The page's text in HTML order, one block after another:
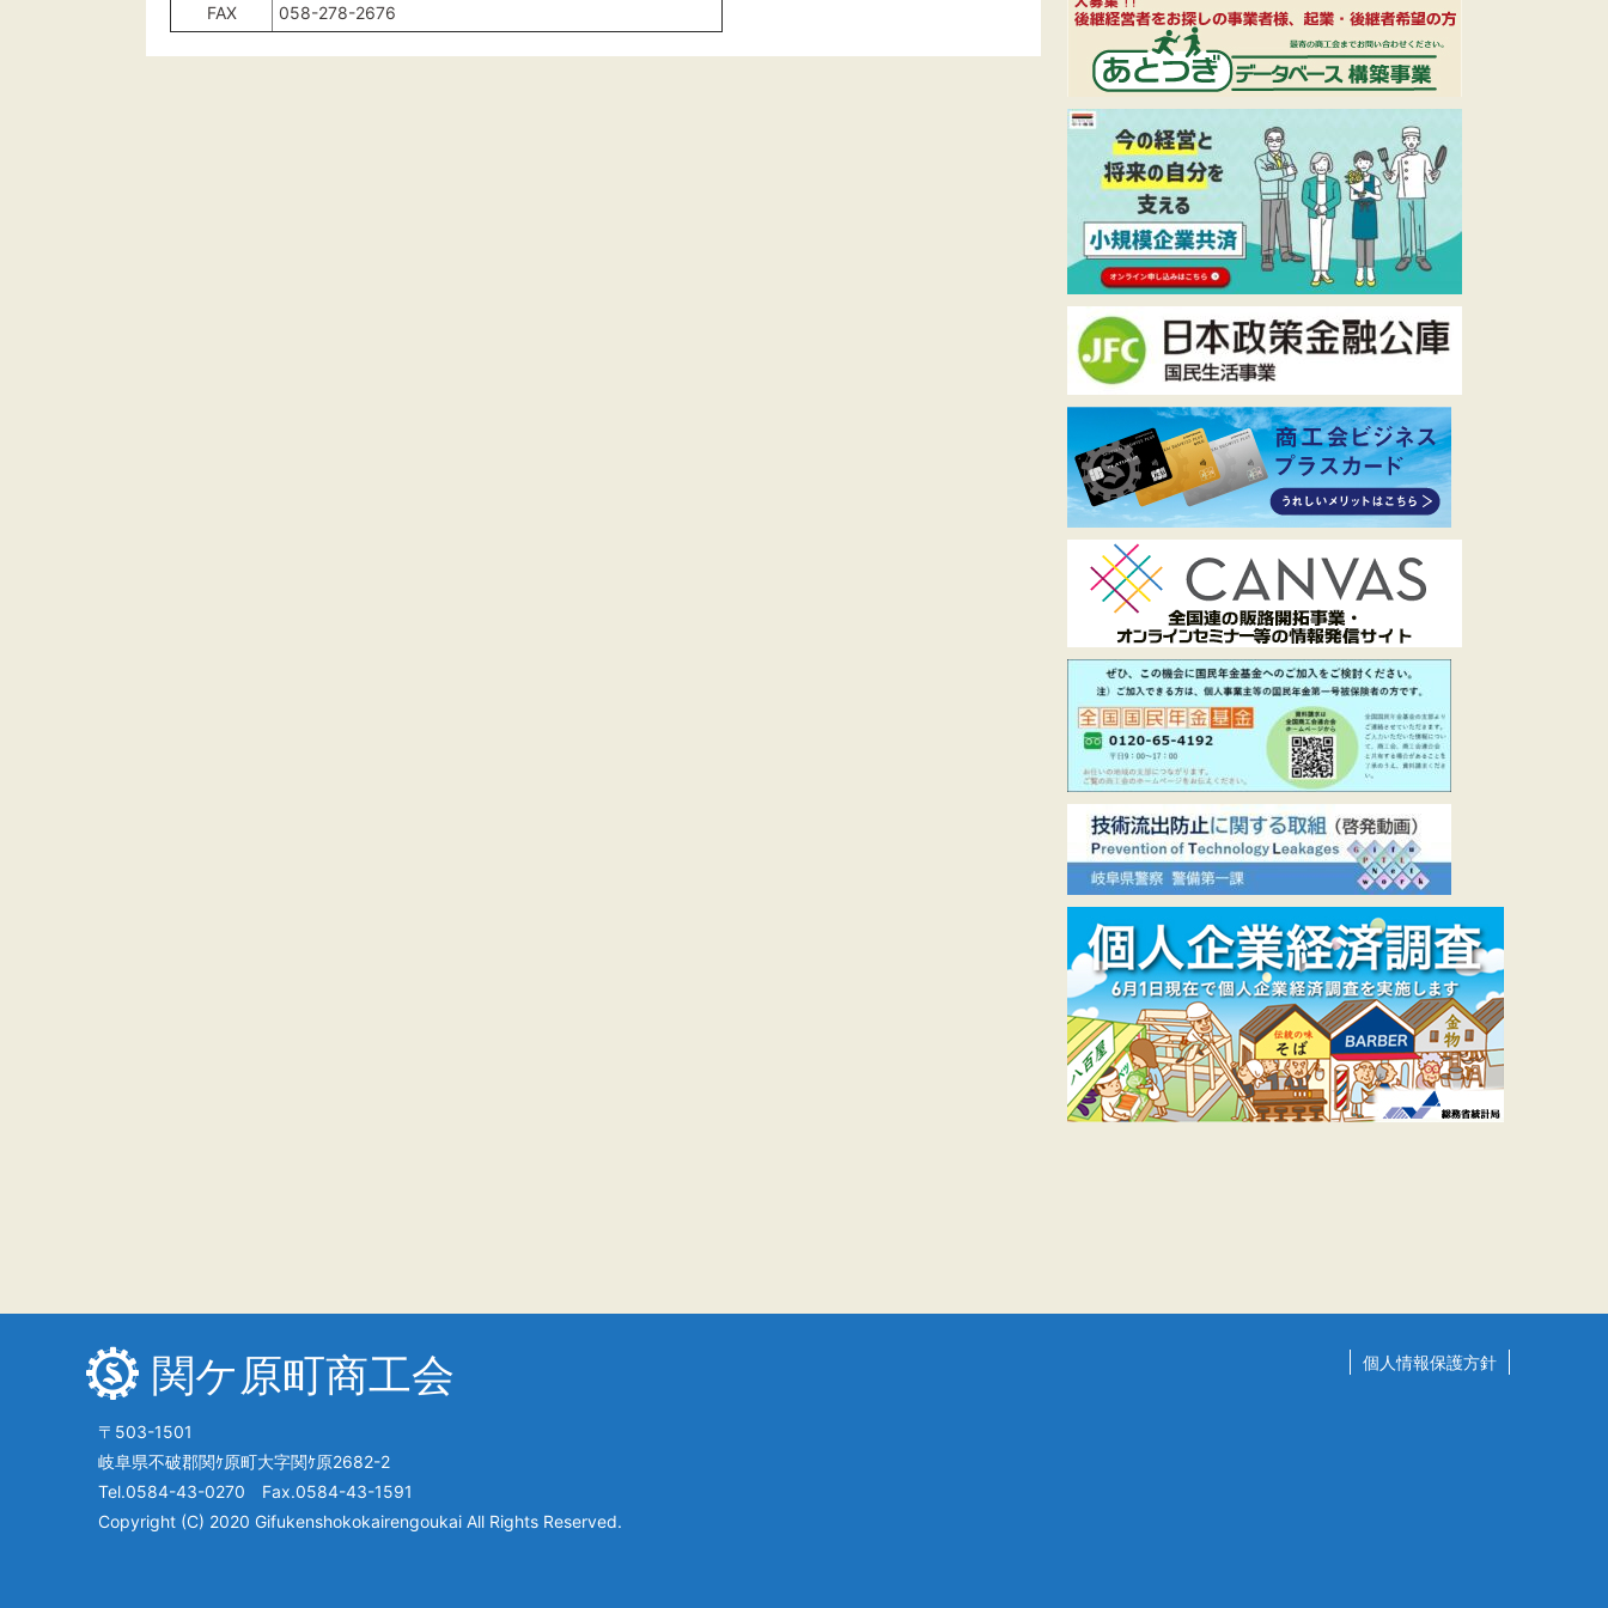
FAX 058-278-2676
関ケ原町商工会
〒503-1501
岐阜県不破郡関ｹ原町大字関ｹ原2682-2
Tel.0584-43-0270 Fax.0584-43-1591
Copyright (C) 2020 Gifukenshokokairengoukai All Rights Reserved.
個人情報保護方針